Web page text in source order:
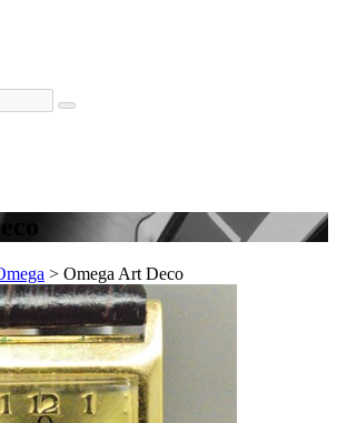
> Omega Art Deco